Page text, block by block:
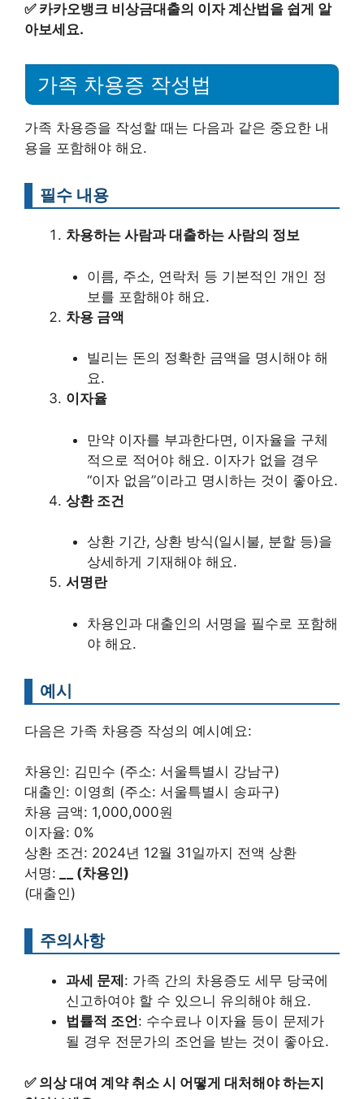
✅ 카카오뱅크 비상금대출의 이자 계산법을 쉽게 알
아보세요.
가족 차용증 작성법
가족 차용증을 작성할 때는 다음과 같은 중요한 내
용을 포함해야 해요.
필수 내용
차용하는 사람과 대출하는 사람의 정보
이름, 주소, 연락처 등 기본적인 개인 정
보를 포함해야 해요.
차용 금액
빌리는 돈의 정확한 금액을 명시해야 해
요.
이자율
만약 이자를 부과한다면, 이자율을 구체
적으로 적어야 해요. 이자가 없을 경우
“이자 없음”이라고 명시하는 것이 좋아요.
상환 조건
상환 기간, 상환 방식(일시불, 분할 등)을
상세하게 기재해야 해요.
서명란
차용인과 대출인의 서명을 필수로 포함해
야 해요.
예시
다음은 가족 차용증 작성의 예시예요:
차용인: 김민수 (주소: 서울특별시 강남구)
대출인: 이영희 (주소: 서울특별시 송파구)
차용 금액: 1,000,000원
이자율: 0%
상환 조건: 2024년 12월 31일까지 전액 상환
서명:
_ (차용인)
(대출인)
주의사항
과세 문제 : 가족 간의 차용증도 세무 당국에
신고하여야 할 수 있으니 유의해야 해요.
법률적 조언: 수수료나 이자율 등이 문제가
될 경우 전문가의 조언을 받는 것이 좋아요.
✅ 의상 대여 계약 취소 시 어떻게 대처해야 하는지